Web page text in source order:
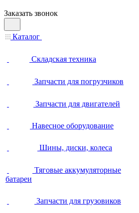
Заказать звонок
Каталог
Складская техника
Запчасти для погрузчиков
Запчасти для двигателей
Навесное оборудование
Шины, диски, колеса
Тяговые аккумуляторные
батареи
Запчасти для грузовиков